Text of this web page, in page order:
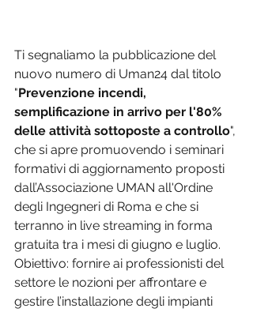
Ti segnaliamo la pubblicazione del
nuovo numero di Uman24 dal titolo
"Prevenzione incendi,
semplificazione in arrivo per l'80%
delle attività sottoposte a controllo",
che si apre promuovendo i seminari
formativi di aggiornamento proposti
dall’Associazione UMAN all'Ordine
degli Ingegneri di Roma e che si
terranno in live streaming in forma
gratuita tra i mesi di giugno e luglio.
Obiettivo: fornire ai professionisti del
settore le nozioni per affrontare e
gestire l’installazione degli impianti